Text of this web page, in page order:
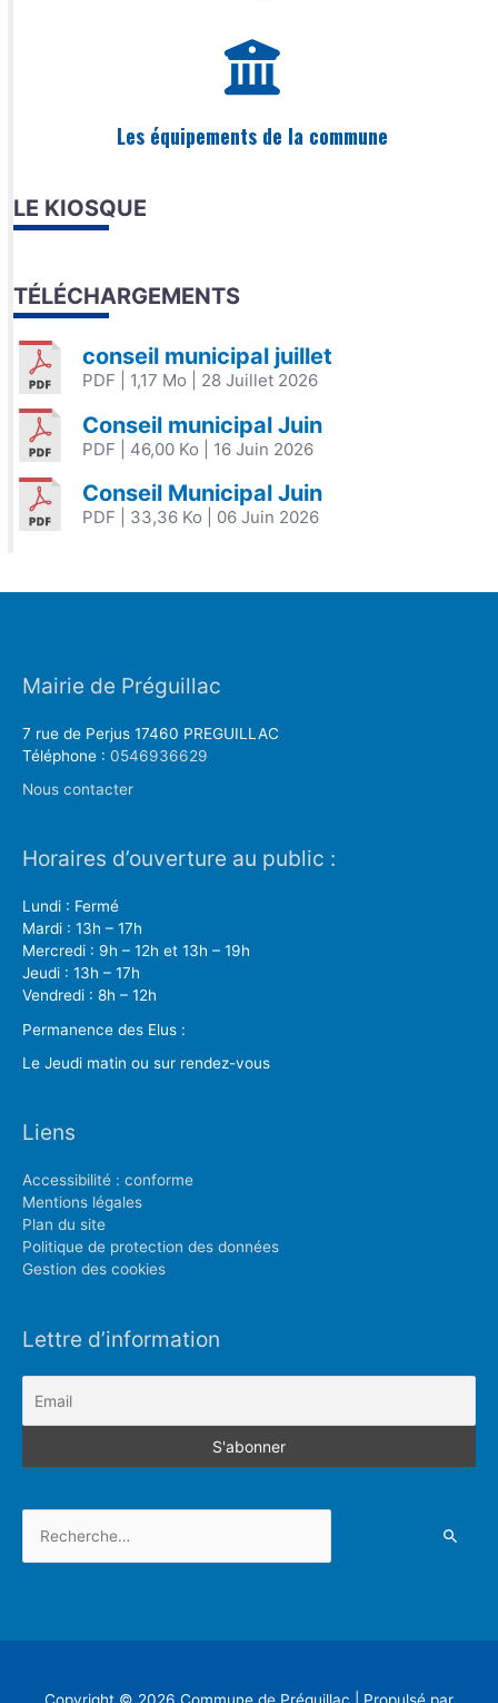
Les équipements de la commune
LE KIOSQUE
TÉLÉCHARGEMENTS
conseil municipal juillet
PDF | 1,17 Mo | 28 Juillet 2026
Conseil municipal Juin
PDF | 46,00 Ko | 16 Juin 2026
Conseil Municipal Juin
PDF | 33,36 Ko | 06 Juin 2026
Mairie de Préguillac
7 rue de Perjus 17460 PREGUILLAC
Téléphone : 0546936629
Nous contacter
Horaires d’ouverture au public :
Lundi : Fermé
Mardi : 13h – 17h
Mercredi : 9h – 12h et 13h – 19h
Jeudi : 13h – 17h
Vendredi : 8h – 12h
Permanence des Elus :
Le Jeudi matin ou sur rendez-vous
Liens
Accessibilité : conforme
Mentions légales
Plan du site
Politique de protection des données
Gestion des cookies
Lettre d’information